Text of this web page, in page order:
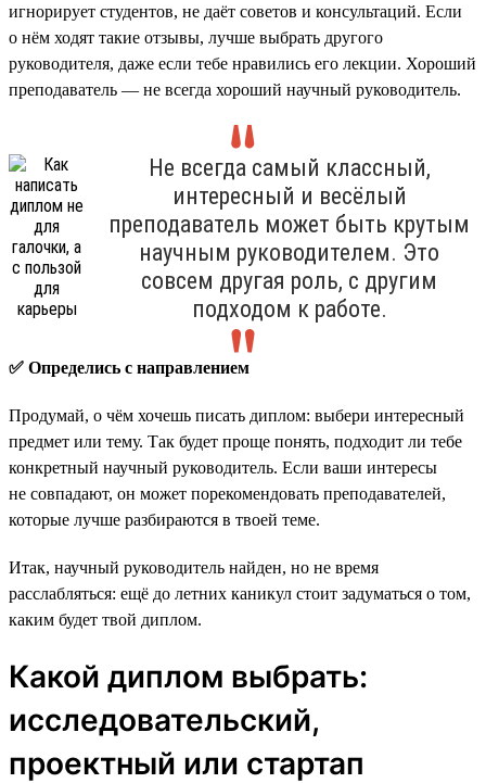
игнорирует студентов, не даёт советов и консультаций. Если
о нём ходят такие отзывы, лучше выбрать другого
руководителя, даже если тебе нравились его лекции. Хороший
преподаватель — не всегда хороший научный руководитель.
Не всегда самый классный,
интересный и весёлый
преподаватель может быть крутым
научным руководителем. Это
совсем другая роль, с другим
подходом к работе.
✅ Определись с направлением
Продумай, о чём хочешь писать диплом: выбери интересный
предмет или тему. Так будет проще понять, подходит ли тебе
конкретный научный руководитель. Если ваши интересы
не совпадают, он может порекомендовать преподавателей,
которые лучше разбираются в твоей теме.
Итак, научный руководитель найден, но не время
расслабляться: ещё до летних каникул стоит задуматься о том,
каким будет твой диплом.
Какой диплом выбрать:
исследовательский,
проектный или стартап